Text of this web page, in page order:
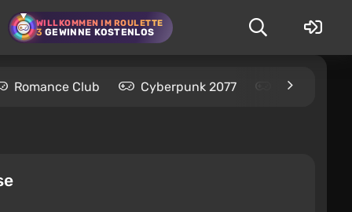
WILLKOMMEN IM ROULETTE
3 GEWINNE KOSTENLOS
Romance Club Cyberpunk 2077 Kingdom